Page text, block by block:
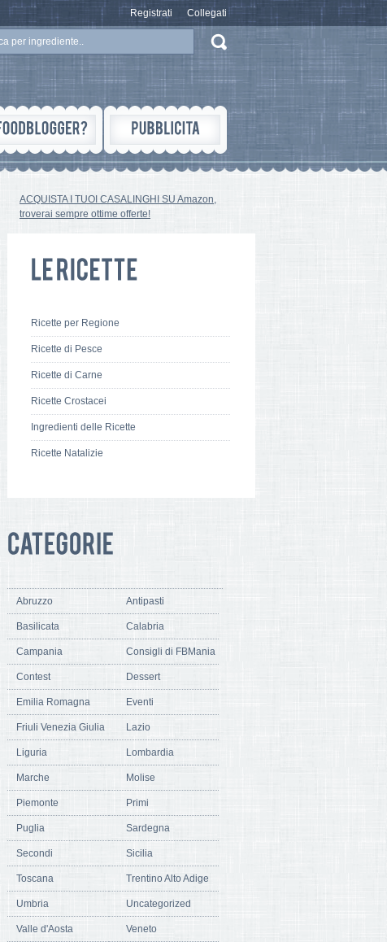
Registrati Collegati
ACQUISTA I TUOI CASALINGHI SU Amazon,
troverai sempre ottime offerte!
Ricette per Regione
Ricette di Pesce
Ricette di Carne
Ricette Crostacei
Ingredienti delle Ricette
Ricette Natalizie
Abruzzo Antipasti
Basilicata Calabria
Campania Consigli di FBMania
Contest Dessert
Emilia Romagna Eventi
Friuli Venezia Giulia Lazio
Liguria Lombardia
Marche Molise
Piemonte Primi
Puglia Sardegna
Secondi Sicilia
Toscana Trentino Alto Adige
Umbria Uncategorized
Valle d'Aosta Veneto